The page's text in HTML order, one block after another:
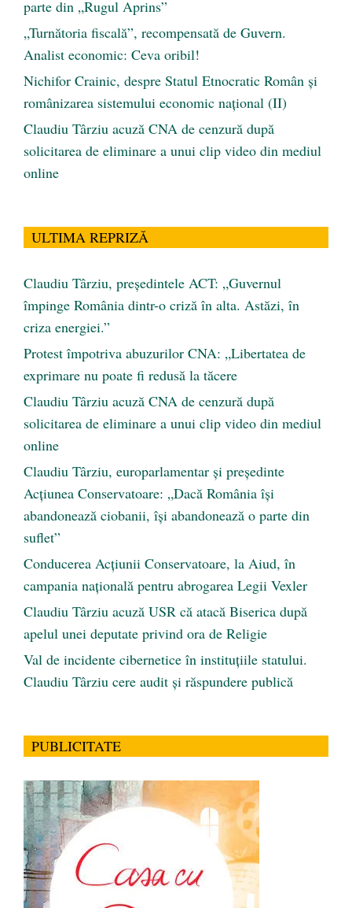
parte din „Rugul Aprins”
„Turnătoria fiscală”, recompensată de Guvern.
Analist economic: Ceva oribil!
Nichifor Crainic, despre Statul Etnocratic Român şi
românizarea sistemului economic naţional (II)
Claudiu Târziu acuză CNA de cenzură după
solicitarea de eliminare a unui clip video din mediul
online
ULTIMA REPRIZĂ
Claudiu Târziu, președintele ACT: „Guvernul
împinge România dintr-o criză în alta. Astăzi, în
criza energiei.”
Protest împotriva abuzurilor CNA: „Libertatea de
exprimare nu poate fi redusă la tăcere
Claudiu Târziu acuză CNA de cenzură după
solicitarea de eliminare a unui clip video din mediul
online
Claudiu Târziu, europarlamentar și președinte
Acțiunea Conservatoare: „Dacă România își
abandonează ciobanii, își abandonează o parte din
suflet”
Conducerea Acțiunii Conservatoare, la Aiud, în
campania națională pentru abrogarea Legii Vexler
Claudiu Târziu acuză USR că atacă Biserica după
apelul unei deputate privind ora de Religie
Val de incidente cibernetice în instituțiile statului.
Claudiu Târziu cere audit și răspundere publică
PUBLICITATE